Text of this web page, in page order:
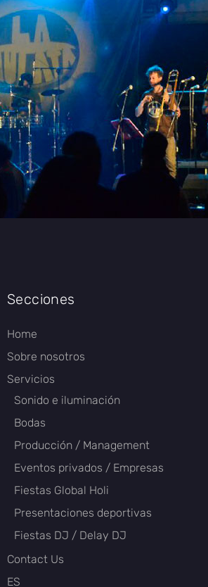
Secciones
Home
Sobre nosotros
Servicios
Sonido e iluminación
Bodas
Producción / Management
Eventos privados / Empresas
Fiestas Global Holi
Presentaciones deportivas
Fiestas DJ / Delay DJ
Contact Us
ES